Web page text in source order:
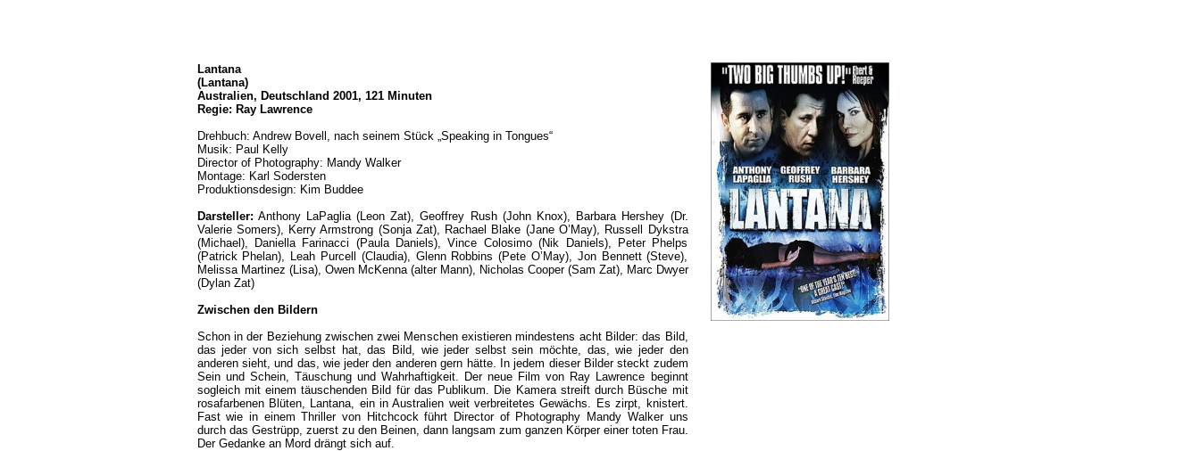
Lantana
(Lantana)
Australien, Deutschland 2001, 121 Minuten
Regie: Ray Lawrence
Drehbuch: Andrew Bovell, nach seinem Stück „Speaking in Tongues“
Musik: Paul Kelly
Director of Photography: Mandy Walker
Montage: Karl Sodersten
Produktionsdesign: Kim Buddee
Darsteller: Anthony LaPaglia (Leon Zat), Geoffrey Rush (John Knox), Barbara Hershey (Dr.
Valerie Somers), Kerry Armstrong (Sonja Zat), Rachael Blake (Jane O’May), Russell Dykstra
(Michael), Daniella Farinacci (Paula Daniels), Vince Colosimo (Nik Daniels), Peter Phelps
(Patrick Phelan), Leah Purcell (Claudia), Glenn Robbins (Pete O’May), Jon Bennett (Steve),
Melissa Martinez (Lisa), Owen McKenna (alter Mann), Nicholas Cooper (Sam Zat), Marc Dwyer
(Dylan Zat)
Zwischen den Bildern
Schon in der Beziehung zwischen zwei Menschen existieren mindestens acht Bilder: das Bild,
das jeder von sich selbst hat, das Bild, wie jeder selbst sein möchte, das, wie jeder den
anderen sieht, und das, wie jeder den anderen gern hätte. In jedem dieser Bilder steckt zudem
Sein und Schein, Täuschung und Wahrhaftigkeit. Der neue Film von Ray Lawrence beginnt
sogleich mit einem täuschenden Bild für das Publikum. Die Kamera streift durch Büsche mit
rosafarbenen Blüten, Lantana, ein in Australien weit verbreitetes Gewächs. Es zirpt, knistert.
Fast wie in einem Thriller von Hitchcock führt Director of Photography Mandy Walker uns
durch das Gestrüpp, zuerst zu den Beinen, dann langsam zum ganzen Körper einer toten Frau.
Der Gedanke an Mord drängt sich auf.